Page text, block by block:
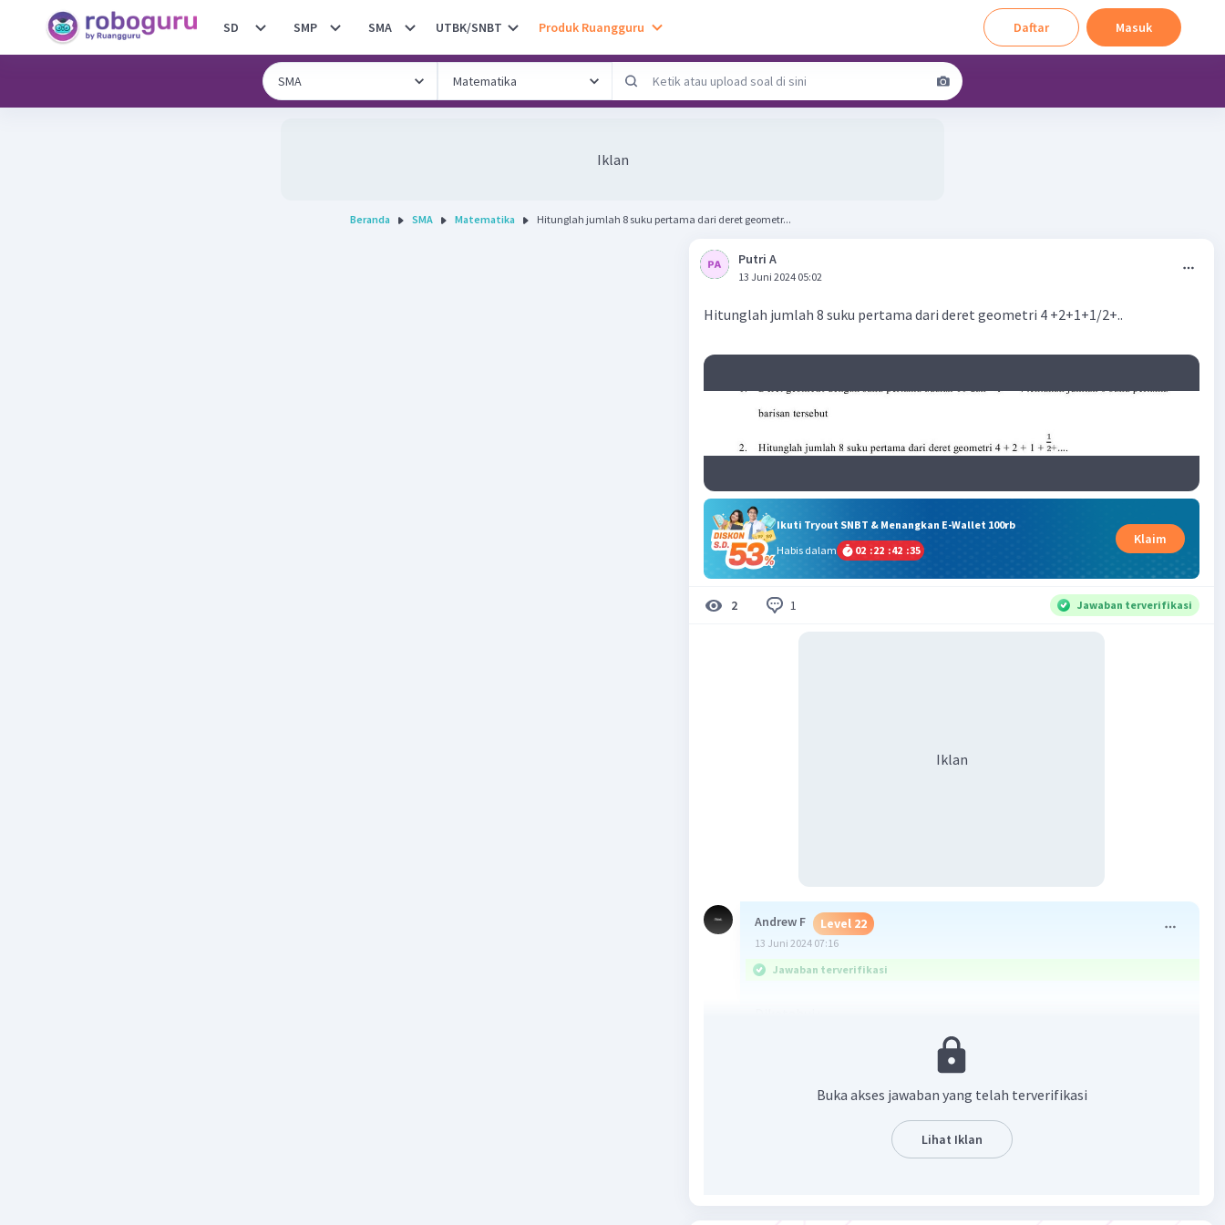
SD SMP SMA UTBK/SNBT Produk Ruangguru Daftar Masuk
Iklan
Beranda SMA Matematika Hitunglah jumlah 8 suku pertama dari deret geometr...
Putri A
13 Juni 2024 05:02
Hitunglah jumlah 8 suku pertama dari deret geometri 4 +2+1+1/2+..
Ikuti Tryout SNBT & Menangkan E-Wallet 100rb
Habis dalam
02 :22 :42 :34
Klaim
2 1 Jawaban terverifikasi
Iklan
Andrew F Level 22
13 Juni 2024 07:16
Jawaban terverifikasi
dari 4 ke 2 dikali½
Jumlah n suku pertama deret geometri (r < 1) :
Sn = (a × (1 - r^n))/(1 - r)
Buka akses jawaban yang telah terverifikasi
Lihat Iklan